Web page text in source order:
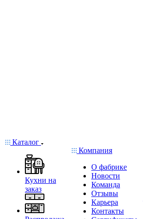
Каталог
Кухни на
заказ
Компания
О фабрике
Новости
Команда
Отзывы
Карьера
Контакты